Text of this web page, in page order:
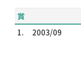
賞
1.
2003/09